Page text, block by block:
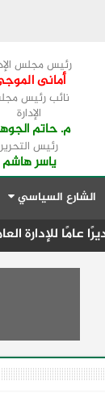
رئيس مجلس
أمانى
نائب رئيس
الإدارة
م. حاتم
رئيس التحرير
ياسر هاشم
الشارع السياسي
للشئون